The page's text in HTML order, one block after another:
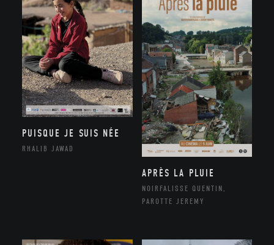
PUISQUE JE SUIS NÉE
RHALIB JAWAD
APRÈS LA PLUIE
NOIRFALISSE QUENTIN,
PAROTTE JEREMY